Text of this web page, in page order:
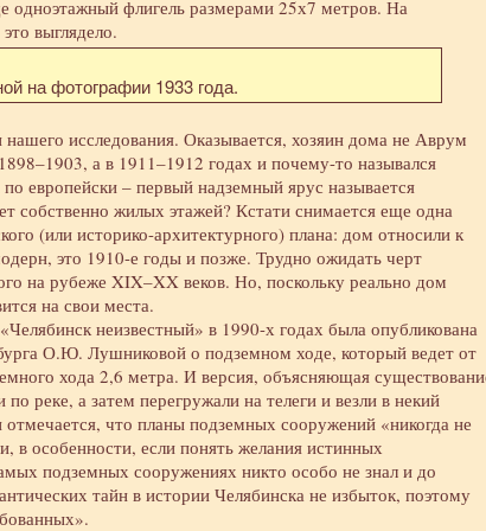
флигель размерами 25х7 метров. На
выглядело.
на фотографии 1933 года.
исследования. Оказывается, хозяин дома не Аврум
а в 1911–1912 годах и почему-то назывался
европейски – первый надземный ярус называется
собственно жилых этажей? Кстати снимается еще одна
(или историко-архитектурного) плана: дом относили к
это 1910-е годы и позже. Трудно ожидать черт
на рубеже XIX–XX веков. Но, поскольку реально дом
на свои места.
неизвестный» в 1990-х годах была опубликована
О.Ю. Лушниковой о подземном ходе, который ведет от
хода 2,6 метра. И версия, объясняющая
реке, а затем перегружали на телеги и везли в некий
что планы подземных сооружений «никогда не
в особенности, если понять желания истинных
подземных сооружениях никто особо не знал и до
тайн в истории Челябинска не избыток, поэтому